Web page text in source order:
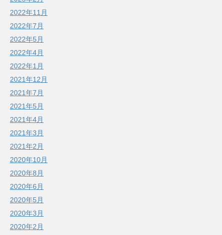
2022年11月
2022年7月
2022年5月
2022年4月
2022年1月
2021年12月
2021年7月
2021年5月
2021年4月
2021年3月
2021年2月
2020年10月
2020年8月
2020年6月
2020年5月
2020年3月
2020年2月